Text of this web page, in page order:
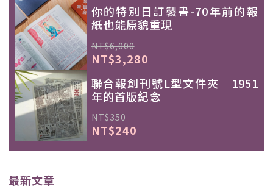
你的特別日訂製書-70年前的報
紙也能原貌重現
NT$6,000
NT$3,280
聯合報創刊號L型文件夾｜1951
年的首版紀念
NT$350
NT$240
最新文章